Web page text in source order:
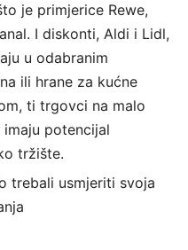
je primjerice Rewe,
I diskonti, Aldi i Lidl,
u odabranim
ili hrane za kućne
ti trgovci na malo
potencijal
tržište.